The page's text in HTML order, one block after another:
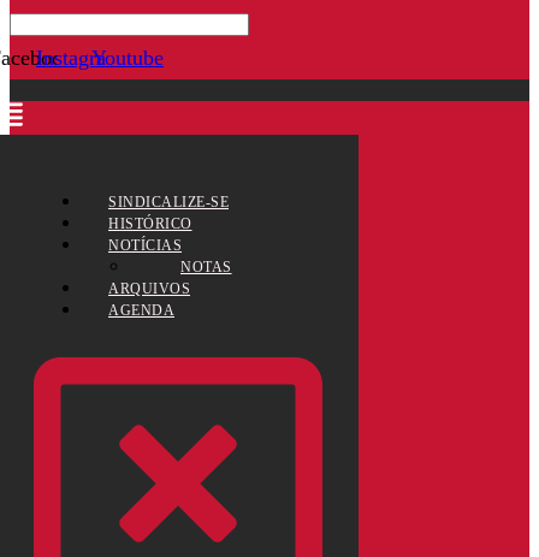
InstagramYoutube
SINDICALIZE-SE
HISTÓRICO
NOTÍCIAS
NOTAS
ARQUIVOS
AGENDA